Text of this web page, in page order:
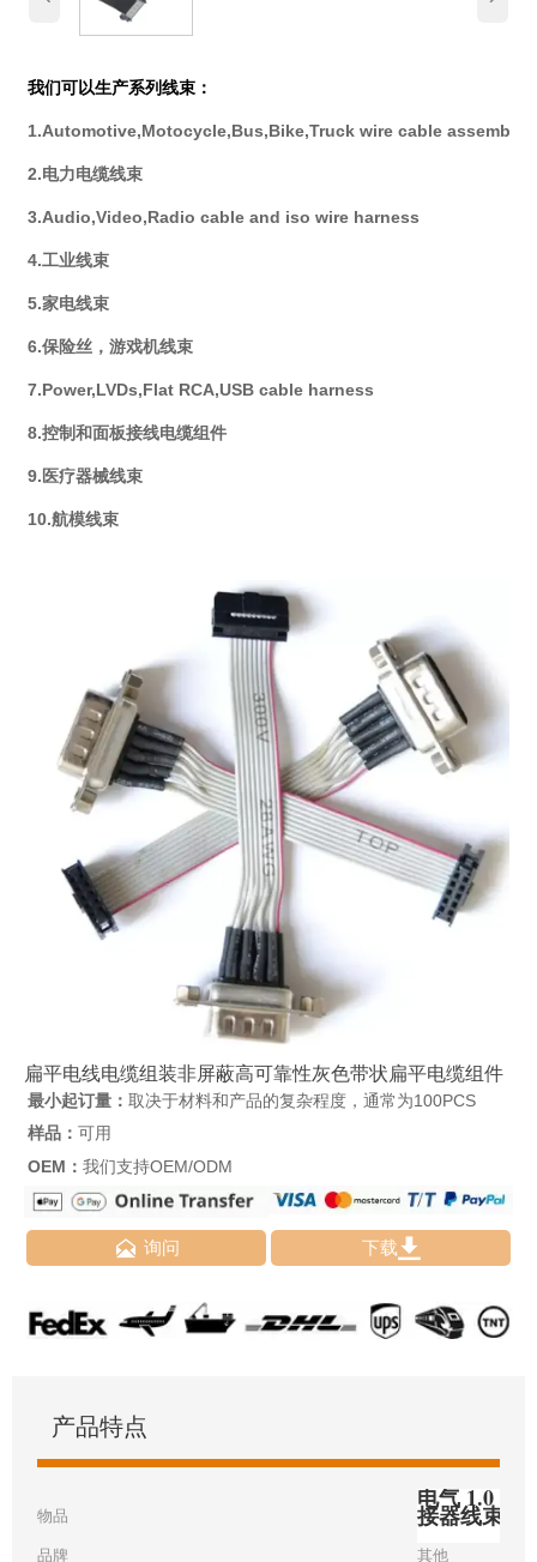
我们可以生产系列线束：
1.Automotive,Motocycle,Bus,Bike,Truck wire cable assembly
2.电力电缆线束
3.Audio,Video,Radio cable and iso wire harness
4.工业线束
5.家电线束
6.保险丝，游戏机线束
7.Power,LVDs,Flat RCA,USB cable harness
8.控制和面板接线电缆组件
9.医疗器械线束
10.航模线束
扁平电线电缆组装非屏蔽高可靠性灰色带状扁平电缆组件
最小起订量： 取决于材料和产品的复杂程度，通常为100PCS
样品： 可用
OEM： 我们支持OEM/ODM
 询问 下载
产品特点
物品
电气 1.0 毫
接器线束
品牌
其他